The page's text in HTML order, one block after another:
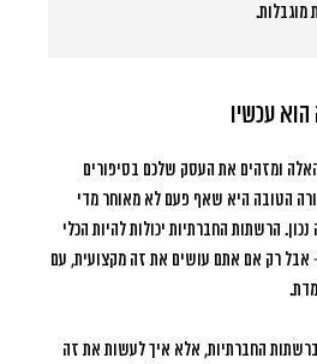
מוגבלות.
עכשיו
ומזהים את העסק שלכם בסיפורים
הטובה היא שאף פעם לא מאוחר מדי
הרשתות החברתיות יכולות להיות הכלי
אבל רק אם אתם עושים את זה מקצועית, עם
החברתיות, אלא איך לעשות את זה